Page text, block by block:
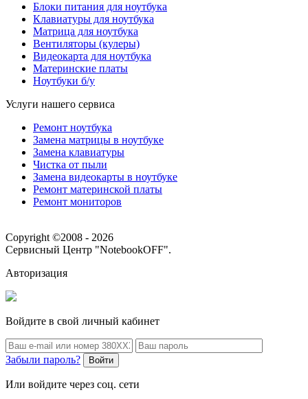
Блоки питания для ноутбука
Клавиатуры для ноутбука
Матрица для ноутбука
Вентиляторы (кулеры)
Видеокарта для ноутбука
Материнские платы
Ноутбуки б/у
Услуги нашего сервиса
Ремонт ноутбука
Замена матрицы в ноутбуке
Замена клавиатуры
Чистка от пыли
Замена видеокарты в ноутбуке
Ремонт материнской платы
Ремонт мониторов
Copyright ©2008 - 2026
Сервисный Центр "NotebookOFF".
Авторизация
Войдите в свой личный кабинет
Забыли пароль? Войти
Или войдите через соц. сети